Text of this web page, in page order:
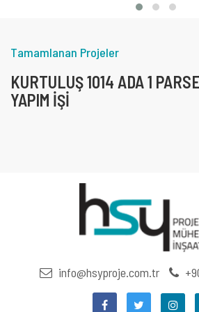
Tamamlanan Projeler
KURTULUŞ 1014 ADA 1
YAPIM İŞI
info@hsyproje.com.tr